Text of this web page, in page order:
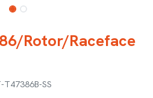
Rotor/Raceface
T47386B-SS